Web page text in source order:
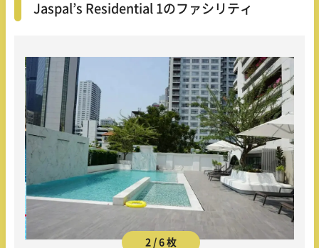
Jaspal’s Residential 1のファシリティ
2 / 6 枚